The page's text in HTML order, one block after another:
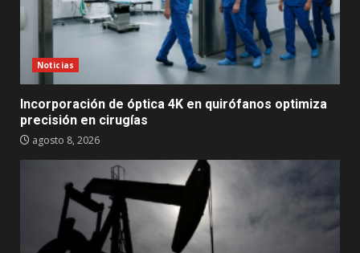
Noticias
Incorporación de óptica 4K en quirófanos optimiza
precisión en cirugías
agosto 8, 2026